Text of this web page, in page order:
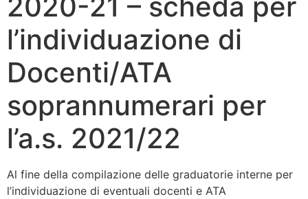
l’individuazione di
Docenti/ATA
soprannumerari per
l’a.s. 2021/22
Al fine della compilazione delle graduatorie interne per
l’individuazione di eventuali docenti e ATA